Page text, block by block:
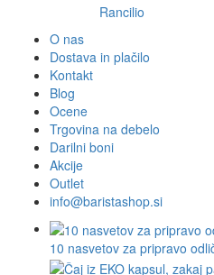
Rancilio
O nas
Dostava in plačilo
Kontakt
Blog
Ocene
Trgovina na debelo
Darilni boni
Akcije
Outlet
info@baristashop.si
10 nasvetov za pripravo